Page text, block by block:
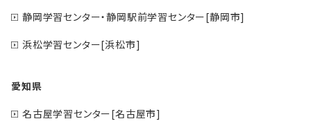
静岡学習センター・静岡駅前学習センター[静岡市]
浜松学習センター[浜松市]
愛知県
名古屋学習センター[名古屋市]